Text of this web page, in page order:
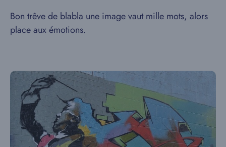
Bon trêve de blabla une image vaut mille mots, alors
place aux émotions.